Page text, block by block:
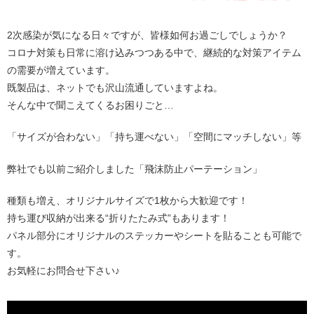
2次感染が気になる日々ですが、皆様如何お過ごしでしょうか？
コロナ対策も日常に溶け込みつつある中で、継続的な対策アイテム
の需要が増えています。
既製品は、ネットでも沢山流通していますよね。
そんな中で聞こえてくるお困りごと…
「サイズが合わない」「持ち運べない」「空間にマッチしない」等
弊社でも以前ご紹介しました「飛沫防止パーテーション」
種類も増え、オリジナルサイズで1枚から大歓迎です！
持ち運び収納が出来る“折りたたみ式”もあります！
パネル部分にオリジナルのステッカーやシートを貼ることも可能で
す。
お気軽にお問合せ下さい♪